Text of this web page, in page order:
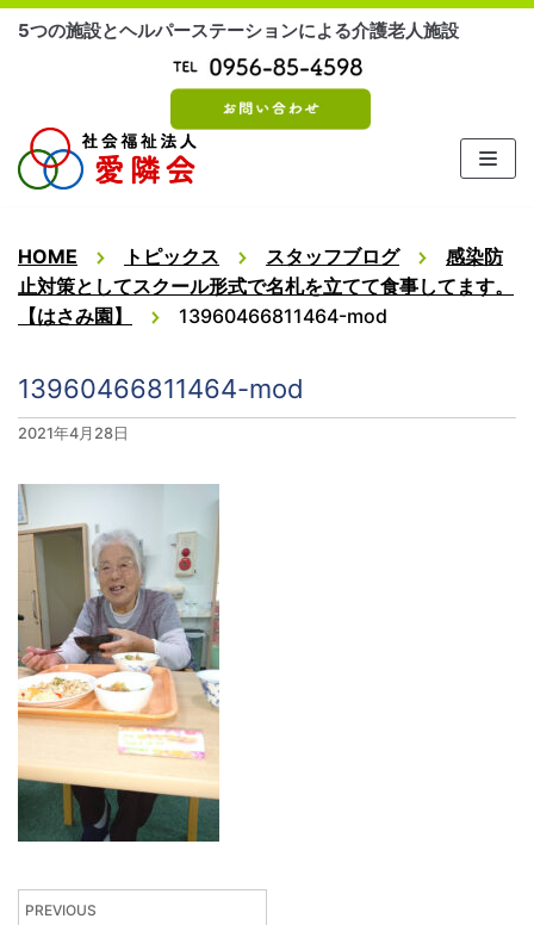
コ
ツ
に
ス
ッ
プ
5つの施設とヘルパーステーションによる介護老人施設
HOME トピックス スタッフブログ
感染防
止対策としてスクール形式で名札を立てて食事してます。
【はさみ園】
13960466811464-mod
13960466811464-mod
2021年4月28日
PREVIOUS